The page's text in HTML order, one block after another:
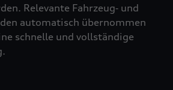
Relevante Fahrzeug‑ und
automatisch übernommen
schnelle und vollständige